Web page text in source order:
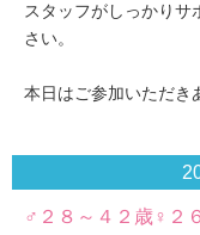
スタッフがしっかりサ
さい。
本日はご参加いただき
♂２８～４２歳♀２